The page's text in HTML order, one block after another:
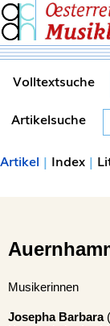
Volltextsuche
Artikelsuche
Artikel | Index |
Musikerinnen
Josepha Barbara